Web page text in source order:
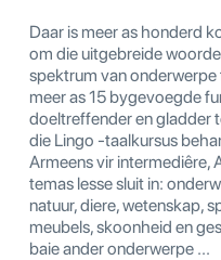
Daar is meer as honderd
om die uitgebreide
spektrum van
meer as 15 bygevoegde
doeltreffender en gladder
die Lingo -taalkursus
Armeens vir intermediêre,
temas lesse sluit in:
natuur, diere, wetenskap,
meubels, skoonheid en
baie ander onderwerpe ...